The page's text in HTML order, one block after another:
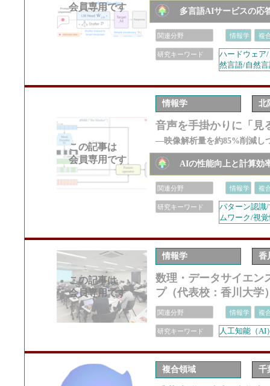
会員専用です
多言語AIサービスの応
関連分野 情報学 複
研究キーワード
ハードウェア
然言語/自然
この記事は
会員専用です
情報学 北
音声を手掛かりに「見
―映像解析量を約85%削減し
AIの性能向上と計算効
関連分野 情報学 複
研究キーワード
パターン認識
ムワーク/視
この記事は
会員専用です
情報学 香
数理・データサイエン
プ（代表校：香川大学
関連分野 情報学 複
研究キーワード 人工知能（AI
複合領域 千